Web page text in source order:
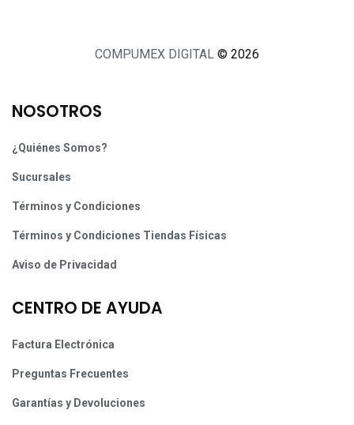
COMPUMEX DIGITAL © 2026
NOSOTROS
¿Quiénes Somos?
Sucursales
Términos y Condiciones
Términos y Condiciones Tiendas Físicas
Aviso de Privacidad
CENTRO DE AYUDA
Factura Electrónica
Preguntas Frecuentes
Garantías y Devoluciones